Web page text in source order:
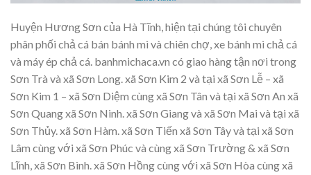
Huyện Hương Sơn của Hà Tĩnh, hiện tại chúng tôi chuyên
phân phối chả cá bán bánh mì và chiên chợ, xe bánh mì chả cá
và máy ép chả cá. banhmichaca.vn có giao hàng tận nơi trong
Sơn Trà và xã Sơn Long. xã Sơn Kim 2 và tại xã Sơn Lễ – xã
Sơn Kim 1 – xã Sơn Diệm cùng xã Sơn Tân và tại xã Sơn An xã
Sơn Quang xã Sơn Ninh. xã Sơn Giang và xã Sơn Mai và tại xã
Sơn Thủy. xã Sơn Hàm. xã Sơn Tiến xã Sơn Tây và tại xã Sơn
Lâm cùng với xã Sơn Phúc và cùng xã Sơn Trường & xã Sơn
Lĩnh, xã Sơn Bình. xã Sơn Hồng cùng với xã Sơn Hòa cùng xã